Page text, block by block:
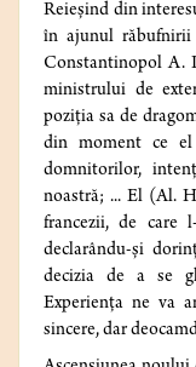
Reieșind din
în ajunul
Constantinopol A.
ministrului de
poziția sa de
din moment ce
domnitorilor,
noastră; ... El (Al.
francezii, de care
declarându-și
decizia de a se
Experiența ne va
sincere, dar